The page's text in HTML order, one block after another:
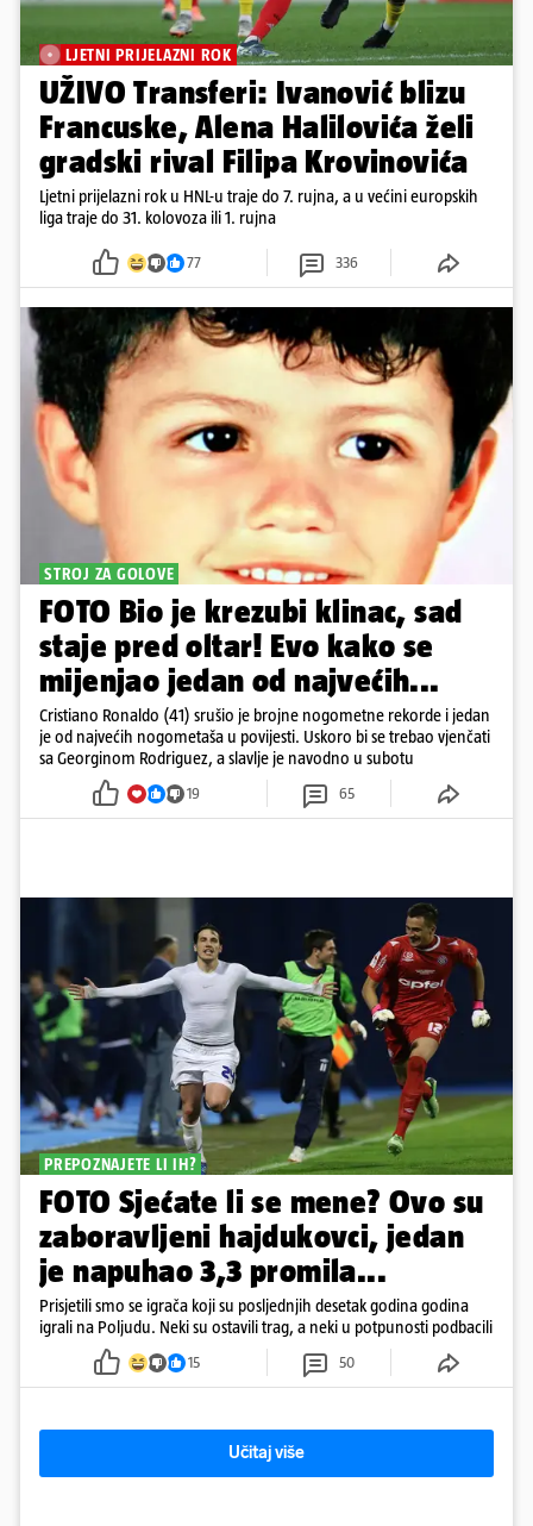
LJETNI PRIJELAZNI ROK
UŽIVO Transferi: Ivanović blizu
Francuske, Alena Halilovića želi
gradski rival Filipa Krovinovića
Ljetni prijelazni rok u HNL-u traje do 7. rujna, a u većini europskih
liga traje do 31. kolovoza ili 1. rujna
77 336
STROJ ZA GOLOVE
FOTO Bio je krezubi klinac, sad
staje pred oltar! Evo kako se
mijenjao jedan od najvećih...
Cristiano Ronaldo (41) srušio je brojne nogometne rekorde i jedan
je od najvećih nogometaša u povijesti. Uskoro bi se trebao vjenčati
sa Georginom Rodriguez, a slavlje je navodno u subotu
19 65
PREPOZNAJETE LI IH?
FOTO Sjećate li se mene? Ovo su
zaboravljeni hajdukovci, jedan
je napuhao 3,3 promila...
Prisjetili smo se igrača koji su posljednjih desetak godina godina
igrali na Poljudu. Neki su ostavili trag, a neki u potpunosti podbacili
15 50
Učitaj više